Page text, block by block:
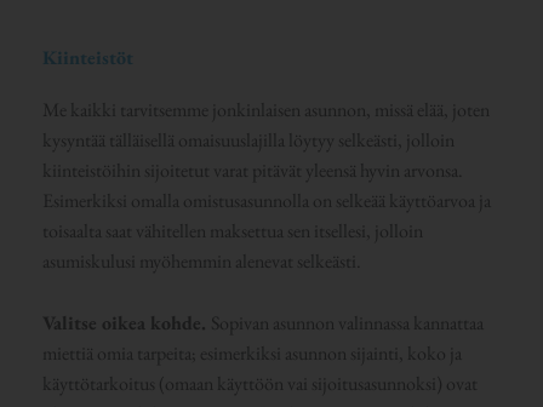
Kiinteistöt
Me kaikki tarvitsemme jonkinlaisen asunnon, missä elää, joten
kysyntää tälläisellä omaisuuslajilla löytyy selkeästi, jolloin
kiinteistöihin sijoitetut varat pitävät yleensä hyvin arvonsa.
Esimerkiksi omalla omistusasunnolla on selkeää käyttöarvoa ja
toisaalta saat vähitellen maksettua sen itsellesi, jolloin
asumiskulusi myöhemmin alenevat selkeästi.
Valitse oikea kohde. Sopivan asunnon valinnassa kannattaa
miettiä omia tarpeita; esimerkiksi asunnon sijainti, koko ja
käyttötarkoitus (omaan käyttöön vai sijoitusasunnoksi) ovat